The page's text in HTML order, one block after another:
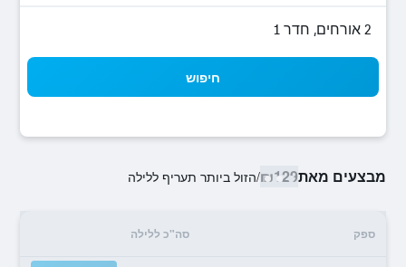
2 אורחים, חדר 1
חיפוש
מבצעים מאת₪129
/הזול ביותר תעריף ללילה
ספק סה"כ ללילה